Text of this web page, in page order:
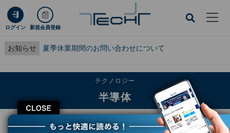
ログイン 新規会員登録
お知らせ 夏季休業期間のお問い合わせについて
CLOSE
テクノロジー
半導体